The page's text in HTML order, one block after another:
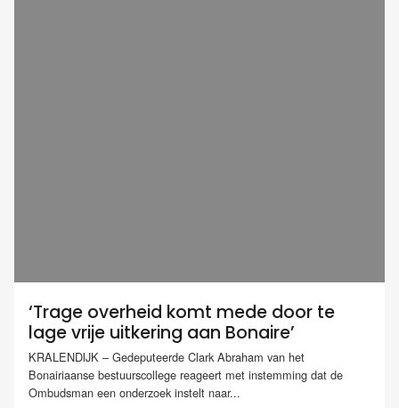
‘Trage overheid komt mede door te
lage vrije uitkering aan Bonaire’
KRALENDIJK – Gedeputeerde Clark Abraham van het
Bonairiaanse bestuurscollege reageert met instemming dat de
Ombudsman een onderzoek instelt naar...